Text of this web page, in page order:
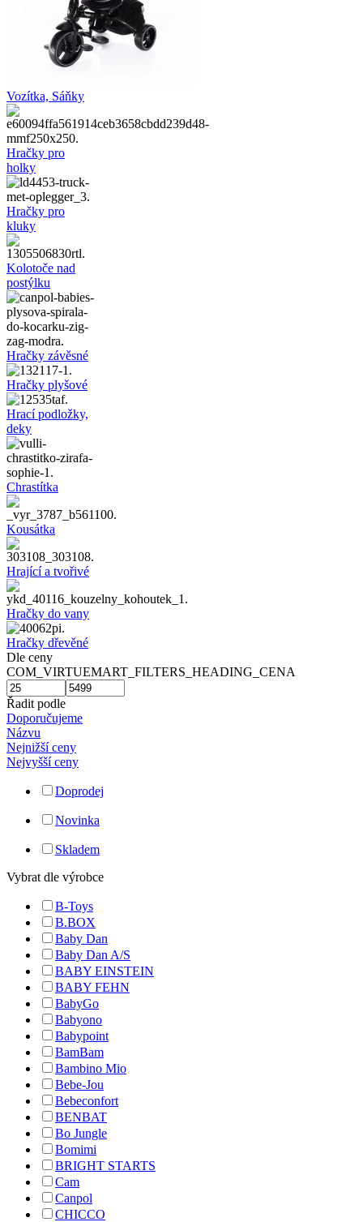
Vozítka, Sáňky
Hračky pro
holky
Hračky pro
kluky
Kolotoče nad
postýlku
Hračky závěsné
Hračky plyšové
Hrací podložky,
deky
Chrastítka
Kousátka
Hrající a tvořivé
Hračky do vany
Hračky dřevěné
Dle ceny
COM_VIRTUEMART_FILTERS_HEADING_CENA
Řadit podle
Doporučujeme
Názvu
Nejnižší ceny
Nejvyšší ceny
Doprodej
Novinka
Skladem
Vybrat dle výrobce
B-Toys
B.BOX
Baby Dan
Baby Dan A/S
BABY EINSTEIN
BABY FEHN
BabyGo
Babyono
Babypoint
BamBam
Bambino Mio
Bebe-Jou
Bebeconfort
BENBAT
Bo Jungle
Bomimi
BRIGHT STARTS
Cam
Canpol
CHICCO